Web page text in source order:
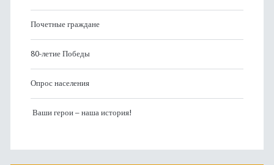
Почетные граждане
80-летие Победы
Опрос населения
Ваши герои – наша история!